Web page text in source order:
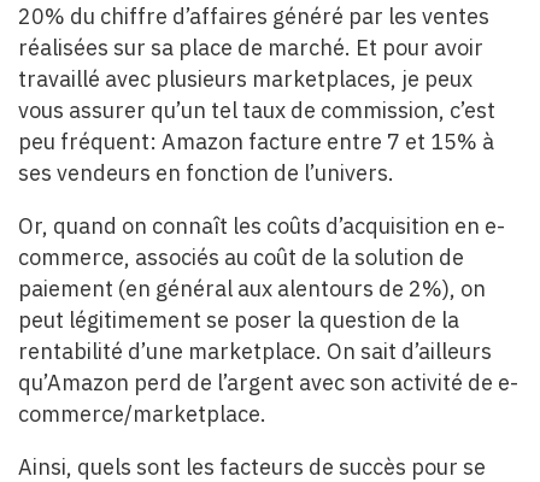
20% du chiffre d’affaires généré par les ventes
réalisées sur sa place de marché. Et pour avoir
travaillé avec plusieurs marketplaces, je peux
vous assurer qu’un tel taux de commission, c’est
peu fréquent: Amazon facture entre 7 et 15% à
ses vendeurs en fonction de l’univers.
Or, quand on connaît les coûts d’acquisition en e-
commerce, associés au coût de la solution de
paiement (en général aux alentours de 2%), on
peut légitimement se poser la question de la
rentabilité d’une marketplace. On sait d’ailleurs
qu’Amazon perd de l’argent avec son activité de e-
commerce/marketplace.
Ainsi, quels sont les facteurs de succès pour se